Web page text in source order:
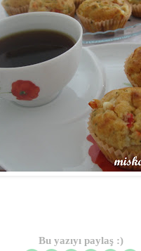
Bu yazıyı paylaş :)